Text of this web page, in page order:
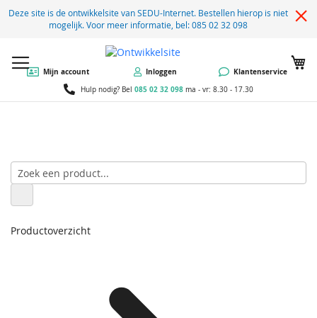
Deze site is de ontwikkelsite van SEDU-Internet. Bestellen hierop is niet
mogelijk. Voor meer informatie, bel: 085 02 32 098
Mijn account Inloggen Klantenservice
Hulp nodig? Bel 085 02 32 098 ma - vr: 8.30 - 17.30
Productoverzicht